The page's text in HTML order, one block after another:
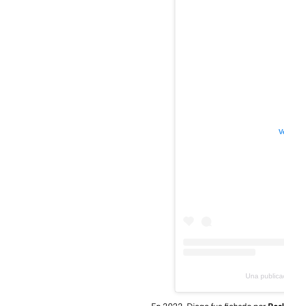
Una